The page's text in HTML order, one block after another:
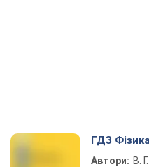
ГДЗ
Автори: В.